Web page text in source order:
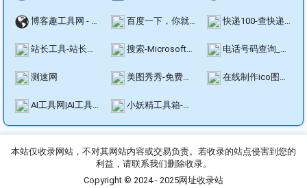
博客趣工具网 - 免费在线工具查询 百度一下，你就知道 快递100-查快递,寄快递,管快递,上快递100,用百递云
站长工具-站长之家 搜索-Microsoft必应 电话号码查询_电话号码大全_电话手机号码归属地查询--查电话网
测速网 美图秀秀-免费在线P图抠图拼图_证件照制作 在线制作ico图标|在线ico图标转换工具方便制作favicon.ico-比特虫-Bitbug.net
AI工具网|AI工具导航和推荐-人工智能工具集合-快速找到最佳AI工具 小妖精工具箱-在线小工具
本站仅收录网站，不对其网站内容或交易负责。若收录的站点侵害到您的
利益，请联系我们删除收录。
Copyright © 2024 - 2025网址收录站